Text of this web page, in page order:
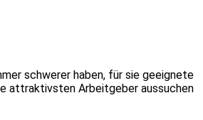
schwerer haben, für sie geeignete
attraktivsten Arbeitgeber aussuchen